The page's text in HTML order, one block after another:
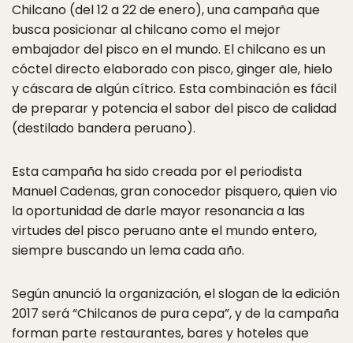
Chilcano (del 12 a 22 de enero), una campaña que
busca posicionar al chilcano como el mejor
embajador del pisco en el mundo. El chilcano es un
cóctel directo elaborado con pisco, ginger ale, hielo
y cáscara de algún cítrico. Esta combinación es fácil
de preparar y potencia el sabor del pisco de calidad
(destilado bandera peruano).
Esta campaña ha sido creada por el periodista
Manuel Cadenas, gran conocedor pisquero, quien vio
la oportunidad de darle mayor resonancia a las
virtudes del pisco peruano ante el mundo entero,
siempre buscando un lema cada año.
Según anunció la organización, el slogan de la edición
2017 será “Chilcanos de pura cepa”, y de la campaña
forman parte restaurantes, bares y hoteles que